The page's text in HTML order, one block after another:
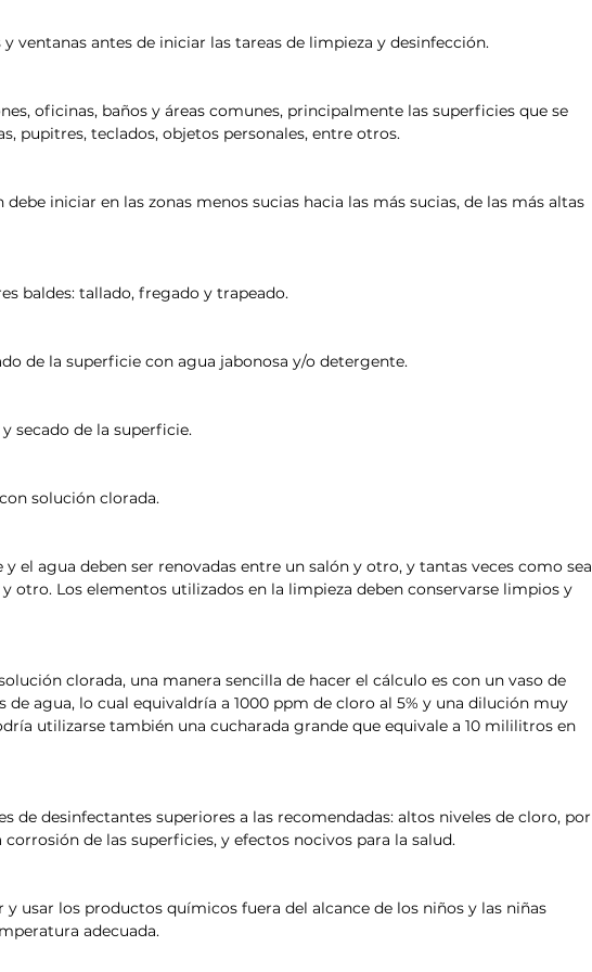
ventanas antes de iniciar las tareas de limpieza y desinfección.
oficinas, baños y áreas comunes, principalmente las superficies que se
pupitres, teclados, objetos personales, entre otros.
iniciar en las zonas menos sucias hacia las más sucias, de las más altas
baldes: tallado, fregado y trapeado.
de la superficie con agua jabonosa y/o detergente.
secado de la superficie.
solución clorada.
el agua deben ser renovadas entre un salón y otro, y tantas veces como sea
otro. Los elementos utilizados en la limpieza deben conservarse limpios y
clorada, una manera sencilla de hacer el cálculo es con un vaso de
agua, lo cual equivaldría a 1000 ppm de cloro al 5% y una dilución muy
utilizarse también una cucharada grande que equivale a 10 mililitros en
de desinfectantes superiores a las recomendadas: altos niveles de cloro, por
de las superficies, y efectos nocivos para la salud.
y usar los productos químicos fuera del alcance de los niños y las niñas
adecuada.